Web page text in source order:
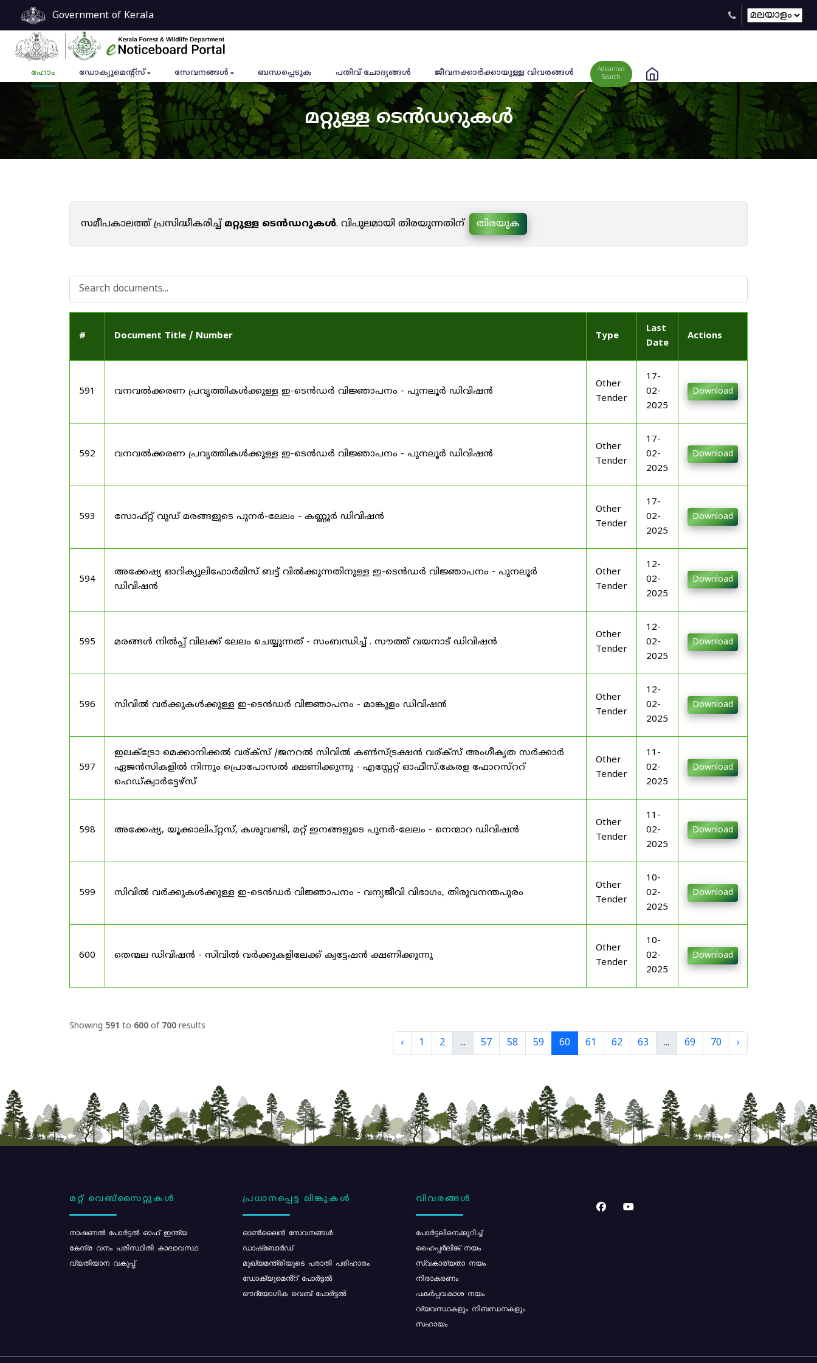
Government of Kerala
ഹോം ഡോക്യുമെൻ്റ്സ് സേവനങ്ങൾ ബന്ധപ്പെടുക പതിവ് ചോദ്യങ്ങൾ ജീവനക്കാര്‍ക്കായുള്ള വിവരങ്ങള്‍
Advanced
Search
മറ്റുള്ള ടെൻഡറുകൾ
സമീപകാലത്ത് പ്രസിദ്ധീകരിച്ച്മറ്റുള്ള ടെൻഡറുകൾ. വിപുലമായി തിരയുന്നതിന് തിരയുക
# Document Title / Number Type
Last
Date
Actions
591 വനവൽക്കരണ പ്രവൃത്തികൾക്കുള്ള ഇ-ടെൻഡർ വിജ്ഞാപനം - പുനലൂർ ഡിവിഷൻ
Other
Tender
17-
02-
2025
Download
592 വനവൽക്കരണ പ്രവൃത്തികൾക്കുള്ള ഇ-ടെൻഡർ വിജ്ഞാപനം - പുനലൂർ ഡിവിഷൻ
Other
Tender
17-
02-
2025
Download
593 സോഫ്റ്റ് വുഡ് മരങ്ങളുടെ പുനർ-ലേലം - കണ്ണൂർ ഡിവിഷൻ
Other
Tender
17-
02-
2025
Download
594
അക്കേഷ്യ ഓറിക്യുലിഫോർമിസ് ബട്ട് വിൽക്കുന്നതിനുള്ള ഇ-ടെൻഡർ വിജ്ഞാപനം - പുനലൂർ
ഡിവിഷൻ
Other
Tender
12-
02-
2025
Download
595 മരങ്ങൾ നിൽപ്പ് വിലക്ക് ലേലം ചെയ്യുന്നത് - സംബന്ധിച്ച് . സൗത്ത് വയനാട് ഡിവിഷൻ
Other
Tender
12-
02-
2025
Download
596 സിവിൽ വർക്കുകൾക്കുള്ള ഇ-ടെൻഡർ വിജ്ഞാപനം - മാങ്കുളം ഡിവിഷൻ
Other
Tender
12-
02-
2025
Download
597
ഇലക്ട്രോ മെക്കാനിക്കൽ വര്ക്സ് /ജനറൽ സിവിൽ കൺസ്ട്രക്ഷൻ വര്ക്സ് അംഗീകൃത സർക്കാർ
ഏജൻസികളിൽ നിന്നും പ്രൊപോസൽ ക്ഷണിക്കുന്നു - എസ്റ്റേറ്റ് ഓഫീസ്.കേരള ഫോറസ്ററ്
ഹെഡ്ക്വാർട്ടേഴ്‌സ്
Other
Tender
11-
02-
2025
Download
598 അക്കേഷ്യ, യൂക്കാലിപ്റ്റസ്, കശുവണ്ടി, മറ്റ് ഇനങ്ങളുടെ പുനർ-ലേലം - നെന്മാറ ഡിവിഷൻ
Other
Tender
11-
02-
2025
Download
599 സിവിൽ വർക്കുകൾക്കുള്ള ഇ-ടെൻഡർ വിജ്ഞാപനം - വന്യജീവി വിഭാഗം, തിരുവനന്തപുരം
Other
Tender
10-
02-
2025
Download
600 തെന്മല ഡിവിഷൻ - സിവിൽ വർക്കുകളിലേക്ക് ക്വട്ടേഷൻ ക്ഷണിക്കുന്നു
Other
Tender
10-
02-
2025
Download
Showing 591 to 600 of 700 results
‹ 1 2 ... 57 58 59 60 61 62 63 ... 69 70 ›
മറ്റ് വെബ്സൈറ്റുകൾ
നാഷണൽ പോർട്ടൽ ഓഫ് ഇന്ത്യ
കേന്ദ്ര വനം പരിസ്ഥിതി കാലാവസ്ഥ
വ്യതിയാന വകുപ്പ്
പ്രധാനപ്പെട്ട ലിങ്കുകൾ
ഓൺലൈൻ സേവനങ്ങൾ
ഡാഷ്ബോർഡ്
മുഖ്യമന്ത്രിയുടെ പരാതി പരിഹാരം
ഡോക്യുമെൻ്റ് പോർട്ടൽ
ഔദ്യോഗിക വെബ് പോർട്ടൽ
വിവരങ്ങൾ
പോര്‍ട്ടലിനെക്കുറിച്ച്
ഹൈപ്പർലിങ്ക് നയം
സ്വകാര്യതാ നയം
നിരാകരണം
പകർപ്പവകാശ നയം
വ്യവസ്ഥകളും നിബന്ധനകളും
സഹായം